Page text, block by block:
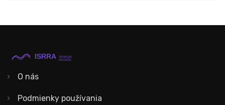
O nás
Podmienky používania